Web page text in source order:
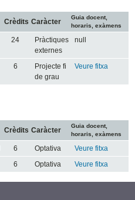
Crèdits Caràcter
Guia docent,
horaris, exàmens
24
Pràctiques
externes
null
6
Projecte fi
de grau
Veure fitxa
Crèdits Caràcter
Guia docent,
horaris, exàmens
6 Optativa
Veure fitxa
6 Optativa Veure fitxa